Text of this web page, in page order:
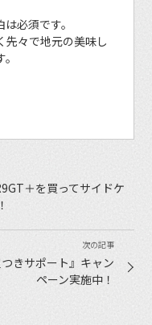
必須です。
先々で地元の美味し
＋を買ってサイドケ
きサポート』キャン
ペーン実施中！